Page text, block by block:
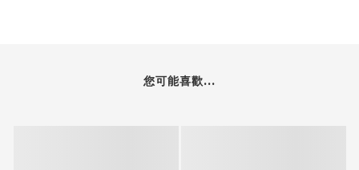
您可能喜歡...